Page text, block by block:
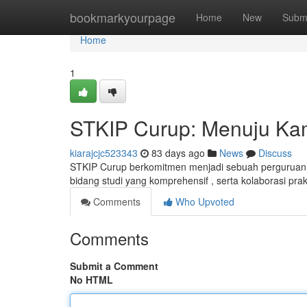
bookmarkyourpage Home New
Home
Home
1
STKIP Curup: Menuju
kiarajcjc523343 83 days ago News
Discuss
STKIP Curup berkomitmen menjadi sebuah
bidang studi yang komprehensif , serta kolaborasi
Comments
Who Upvoted
Comments
Submit a Comment
No HTML